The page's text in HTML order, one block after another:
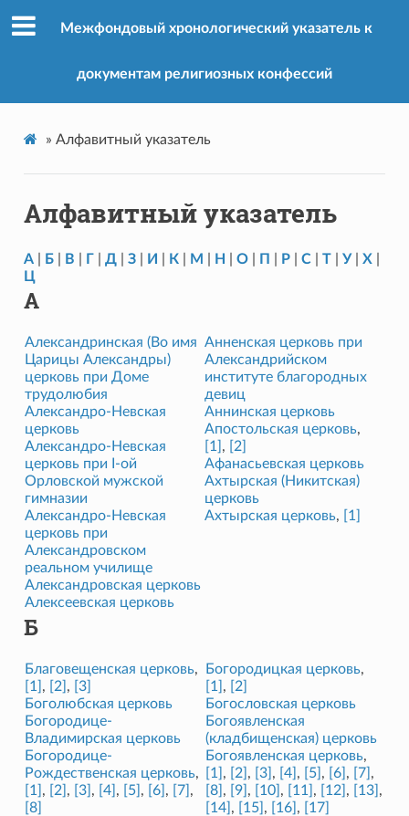
Межфондовый хронологический указатель к
документам религиозных конфессий
» Алфавитный указатель
Алфавитный указатель
А| Б| В Г| Д| З| И К| М Н О| П Р| С| Т| У| Х
Ц
А
Александринская (Во имя
Царицы Александры)
церковь при Доме
трудолюбия
Александро-Невская
церковь
Александро-Невская
церковь при I-ой
Орловской мужской
гимназии
Александро-Невская
церковь при
Александровском
реальном училище
Александровская церковь
Алексеевская церковь
Анненская церковь при
Александрийском
институте благородных
девиц
Аннинская церковь
Апостольская церковь,
[1] ,
[2]
Афанасьевская церковь
Ахтырская (Никитская)
церковь
Ахтырская церковь, [1]
Б
Благовещенская церковь,
[1] , [2] ,
[3]
Боголюбская церковь
Богородице-
Владимирская церковь
Богородице-
Рождественская церковь,
[1] , [2] , [3] , [4] , [5] , [6] , [7] ,
[8]
Богородицкая церковь,
[1] ,
[2]
Богословская церковь
Богоявленская
(кладбищенская) церковь
Богоявленская церковь,
[1] , [2] , [3] , [4] , [5] , [6] , [7] ,
[8] , [9] , [10] , [11] , [12] , [13] ,
[14] , [15] , [16] ,
[17]